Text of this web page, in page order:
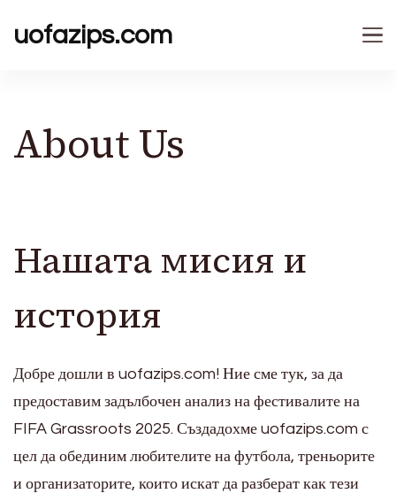
uofazips.com
About Us
Нашата мисия и
история
Добре дошли в uofazips.com! Ние сме тук, за да
предоставим задълбочен анализ на фестивалите на
FIFA Grassroots 2025. Създадохме uofazips.com с
цел да обединим любителите на футбола, треньорите
и организаторите, които искат да разберат как тези